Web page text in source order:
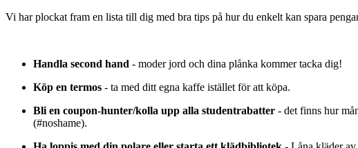
Vi har plockat fram en lista till dig med bra tips på hur du enkelt kan spara
Handla second hand - moder jord och dina plånka kommer tacka dig!
Köp en termos - ta med ditt egna kaffe istället för att köpa.
Bli en coupon-hunter/kolla upp alla studentrabatter - det finns hur
(#noshame).